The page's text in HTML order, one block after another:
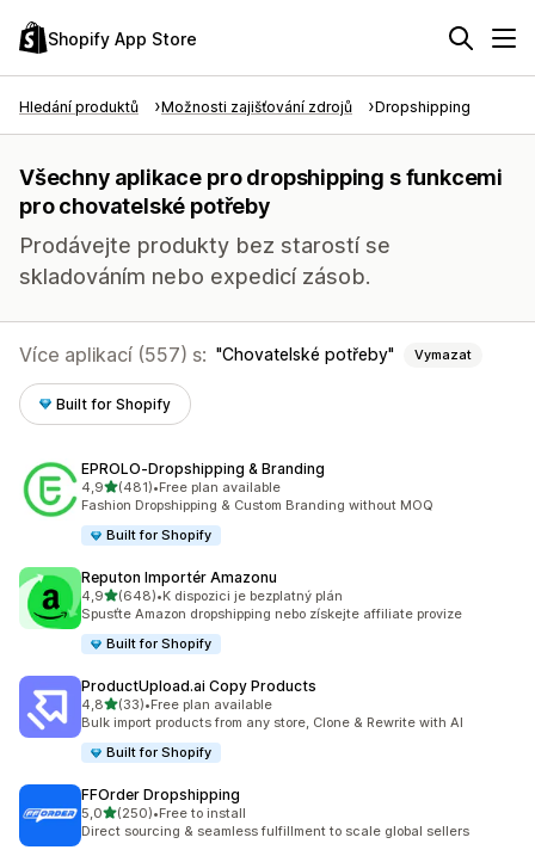
Shopify App Store
Hledání produktů Možnosti zajišťování zdrojů Dropshipping
Všechny aplikace pro dropshipping s funkcemi
pro chovatelské potřeby
Prodávejte produkty bez starostí se
skladováním nebo expedicí zásob.
Více aplikací (557) s: Chovatelské potřeby Vymazat
Built for Shopify
EPROLO‑Dropshipping & Branding
4,9z 5 hvězd
(481)
Celkový počet recenzí: 481
•Free plan available
Fashion Dropshipping & Custom Branding without MOQ
Built for Shopify
Reputon Importér Amazonu
4,9z 5 hvězd
(648)
Celkový počet recenzí: 648
•K dispozici je bezplatný plán
Spusťte Amazon dropshipping nebo získejte affiliate provize
Built for Shopify
ProductUpload.ai Copy Products
4,8z 5 hvězd
(33)
Celkový počet recenzí: 33
•Free plan available
Bulk import products from any store, Clone & Rewrite with AI
Built for Shopify
FFOrder Dropshipping
5,0z 5 hvězd
(250)
Celkový počet recenzí: 250
•Free to install
Direct sourcing & seamless fulfillment to scale global sellers